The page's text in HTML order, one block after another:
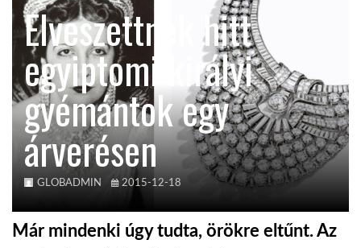
TROPICALMAGAZIN
GLOBOTV
AFRIKA TUDÁSTÁR
A NAP SZÉPE
LINKTR.EE
Elveszettnek hitt
egyiptomi királyi
gyémántok egy
árverésen
GLOBADMIN 2015-12-18
Már mindenki úgy tudta, örökre eltűnt. Az